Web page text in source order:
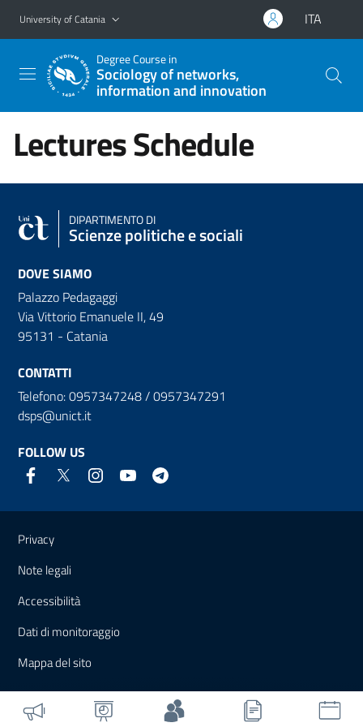
Go to main content
Go to navigation menu
University of Catania ITA
Degree Course in
Sociology of networks,
information and innovation
Lectures Schedule
DIPARTIMENTO DI
Scienze politiche e sociali
DOVE SIAMO
Palazzo Pedagaggi
Via Vittorio Emanuele II, 49
95131 - Catania
CONTATTI
Telefono: 0957347248 / 0957347291
dsps@unict.it
FOLLOW US
Useful links and information
Privacy
Note legali
Accessibilità
Dati di monitoraggio
Mappa del sito